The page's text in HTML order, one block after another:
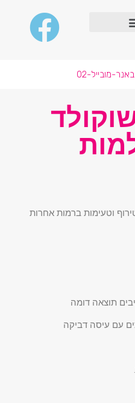
וטעימות ברמות אחרות
תוצאה דומה
עם עיסה דביקה